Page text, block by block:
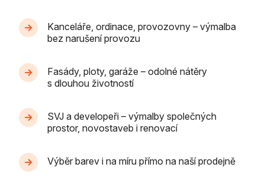
Kanceláře, ordinace, provozovny – výmalba
bez narušení provozu
Fasády, ploty, garáže – odolné nátěry
s dlouhou životností
SVJ a developeři – výmalby společných
prostor, novostaveb i renovací
Výběr barev i na míru přímo na naší prodejně